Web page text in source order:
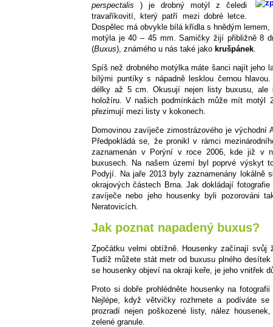
perspectalis ) je drobný motýl z čeledi
travaříkovití, který patří mezi dobré letce.
Dospělec má obvykle bílá křídla s hnědým
motýla je 40 – 45 mm. Samičky žijí přibližně 8
(Buxus), známého u nás také jako krušpánek.
Spíš než drobného motýlka máte šanci najít jeho
bílými puntíky s nápadně lesklou černou
délky až 5 cm. Okusují nejen listy buxusu,
holožíru. V našich podmínkách může mít motýl
přezimují mezi listy v kokonech.
Domovinou zavíječe zimostrázového je
Předpokládá se, že pronikl v rámci
zaznamenán v Porýní v roce 2006, kde již v
buxusech. Na našem území byl poprvé výskyt
Podyjí. Na jaře 2013 byly zaznamenány
okrajových částech Brna. Jak dokládají fotografie
zavíječe nebo jeho housenky byli pozorováni
Neratovicích.
Jak poznat napadený buxus?
Zpočátku velmi obtížně. Housenky začínají svůj
Tudíž můžete stát metr od buxusu plného
se housenky objeví na okraji keře, je jeho vnitřek
Proto si dobře prohlédněte housenky na
Nejlépe, když větvičky rozhrnete a podíváte
prozradí nejen poškozené listy, nález
zelené granule.